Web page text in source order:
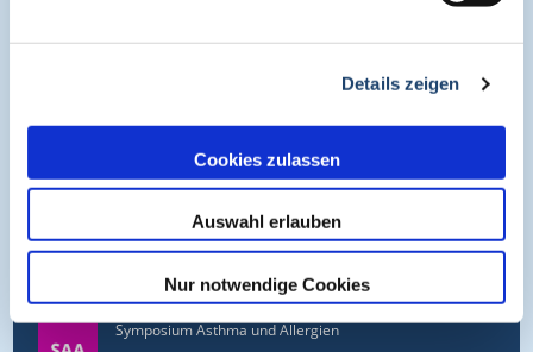
Details zeigen
Cookies zulassen
Auswahl erlauben
Nur notwendige Cookies
Symposium PULSE
Symposium One Health
Symposium Asthma und Allergien